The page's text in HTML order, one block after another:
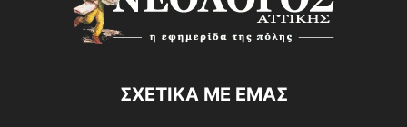
ΣΧΕΤΙΚΑ ΜΕ ΕΜΑΣ